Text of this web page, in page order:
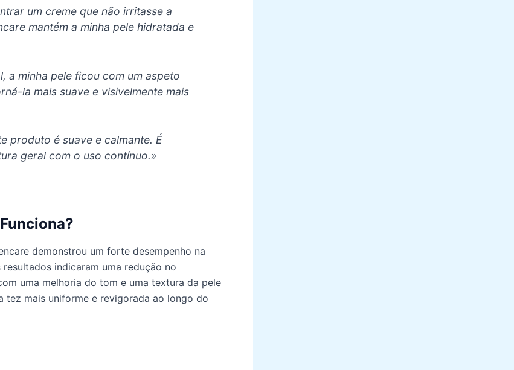
um creme que não irritasse a
mantém a minha pele hidratada e
a minha pele ficou com um aspeto
la mais suave e visivelmente mais
produto é suave e calmante. É
geral com o uso contínuo.»
demonstrou um forte desempenho na
indicaram uma redução no
uma melhoria do tom e uma textura da pele
tez mais uniforme e revigorada ao longo do